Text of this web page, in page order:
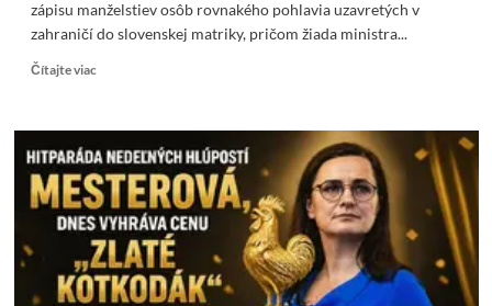
zápisu manželstiev osôb rovnakého pohlavia uzavretých v
zahraničí do slovenskej matriky, pričom žiada ministra...
Čítajte viacRead
Čo
to
?
KDH
je
proti
zápisu
manželstiev
osôb